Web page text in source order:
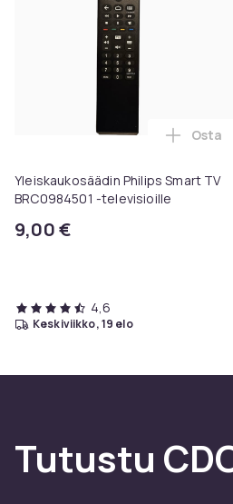
Yleiskaukosäädin Philips Smart TV
BRC0984501 -televisioille
9,00 €
Lisää
Osta
4,6
keskiviikko, 19 elo
Tutustu